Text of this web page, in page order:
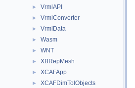
► VrmlAPI
► VrmlConverter
► VrmlData
► Wasm
► WNT
► XBRepMesh
► XCAFApp
► XCAFDimTolObjects